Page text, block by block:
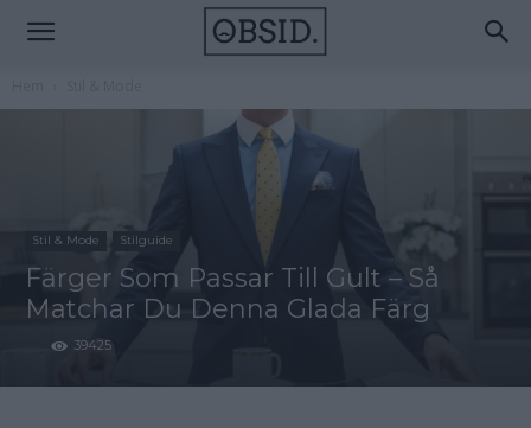
Stil & Mode Stilguide
Färger Som Passar Till Gult – Så
Matchar Du Denna Glada Färg
39425